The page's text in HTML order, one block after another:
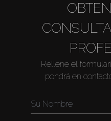
Rellene el
pondrá en